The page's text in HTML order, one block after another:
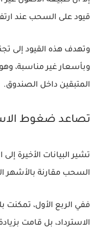
قيود على السحب عند
وتهدف هذه القيود إلى
وبأسعار غير مناسبة،
المتبقين داخل الصندوق.
تصاعد ضغوط
تشير البيانات الأخيرة
السحب مقارنة بالأشهر
ففي الربع الأول،
الاسترداد، بل قامت